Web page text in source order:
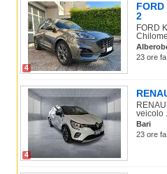
4
2
FORD
23 ore
4
veicolo
Bari
23 ore